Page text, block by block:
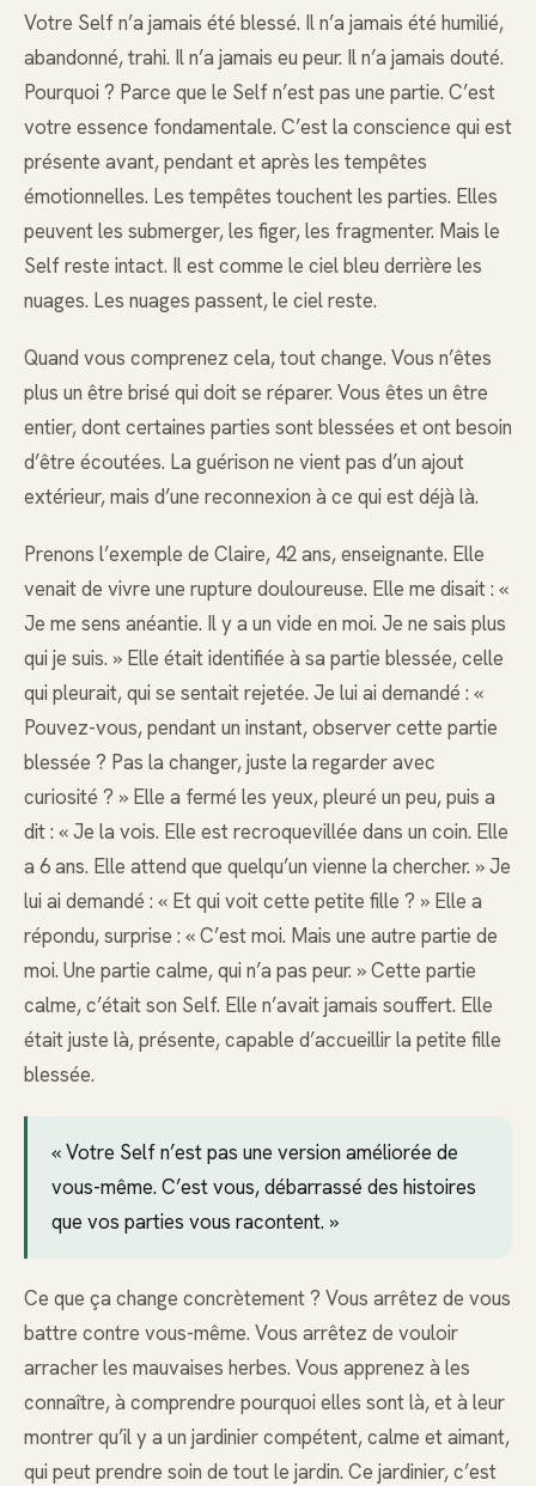
Votre Self n’a jamais été blessé. Il n’a jamais été humilié,
abandonné, trahi. Il n’a jamais eu peur. Il n’a jamais douté.
Pourquoi ? Parce que le Self n’est pas une partie. C’est
votre essence fondamentale. C’est la conscience qui est
présente avant, pendant et après les tempêtes
émotionnelles. Les tempêtes touchent les parties. Elles
peuvent les submerger, les figer, les fragmenter. Mais le
Self reste intact. Il est comme le ciel bleu derrière les
nuages. Les nuages passent, le ciel reste.
Quand vous comprenez cela, tout change. Vous n’êtes
plus un être brisé qui doit se réparer. Vous êtes un être
entier, dont certaines parties sont blessées et ont besoin
d’être écoutées. La guérison ne vient pas d’un ajout
extérieur, mais d’une reconnexion à ce qui est déjà là.
Prenons l’exemple de Claire, 42 ans, enseignante. Elle
venait de vivre une rupture douloureuse. Elle me disait : «
Je me sens anéantie. Il y a un vide en moi. Je ne sais plus
qui je suis. » Elle était identifiée à sa partie blessée, celle
qui pleurait, qui se sentait rejetée. Je lui ai demandé : «
Pouvez-vous, pendant un instant, observer cette partie
blessée ? Pas la changer, juste la regarder avec
curiosité ? » Elle a fermé les yeux, pleuré un peu, puis a
dit : « Je la vois. Elle est recroquevillée dans un coin. Elle
a 6 ans. Elle attend que quelqu’un vienne la chercher. » Je
lui ai demandé : « Et qui voit cette petite fille ? » Elle a
répondu, surprise : « C’est moi. Mais une autre partie de
moi. Une partie calme, qui n’a pas peur. » Cette partie
calme, c’était son Self. Elle n’avait jamais souffert. Elle
était juste là, présente, capable d’accueillir la petite fille
blessée.
« Votre Self n’est pas une version améliorée de
vous-même. C’est vous, débarrassé des histoires
que vos parties vous racontent. »
Ce que ça change concrètement ? Vous arrêtez de vous
battre contre vous-même. Vous arrêtez de vouloir
arracher les mauvaises herbes. Vous apprenez à les
connaître, à comprendre pourquoi elles sont là, et à leur
montrer qu’il y a un jardinier compétent, calme et aimant,
qui peut prendre soin de tout le jardin. Ce jardinier, c’est